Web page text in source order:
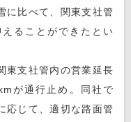
に比べて、関東支社管
ることができたとい
東支社管内の営業延長
が通行止め。同社で
応じて、適切な路面管